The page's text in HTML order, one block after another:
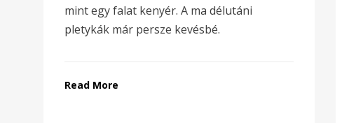
mint egy falat kenyér. A ma délutáni
pletykák már persze kevésbé.
Read More